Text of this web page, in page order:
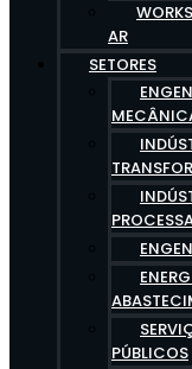
AR
SETORES
PÚBLICOS